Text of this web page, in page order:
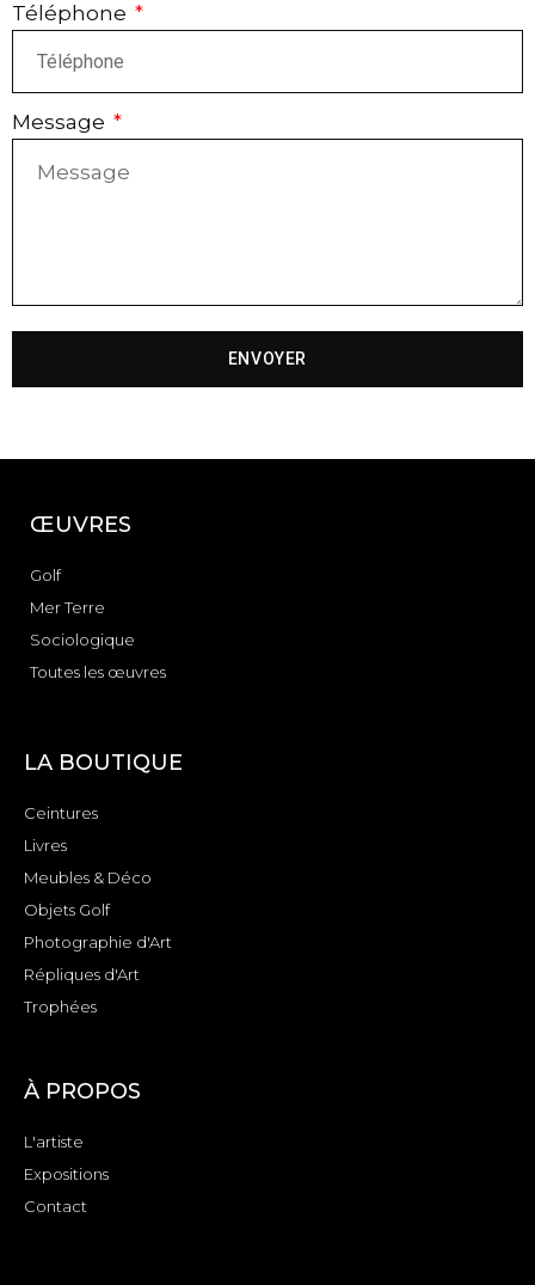
Téléphone
Message
ENVOYER
ŒUVRES
Golf
Mer Terre
Sociologique
Toutes les œuvres
LA BOUTIQUE
Ceintures
Livres
Meubles & Déco
Objets Golf
Photographie d'Art
Répliques d'Art
Trophées
À PROPOS
L'artiste
Expositions
Contact